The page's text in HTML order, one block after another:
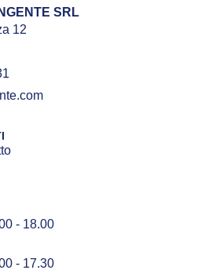
SRL
12
- 18.00
- 17.30